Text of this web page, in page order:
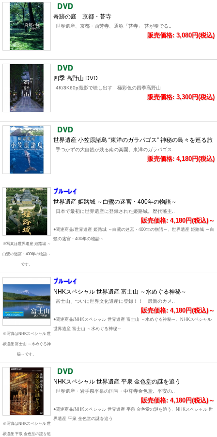
奇跡の庭 京都・苔寺
世界遺産、京都・西芳寺、通称「苔寺」 苔が奏でる..
販売価格: 3,080円(税込)
四季 高野山 DVD
4K/8K60p撮影で映し出す 極彩色の四季高野山
販売価格: 3,300円(税込)
世界遺産 小笠原諸島 “東洋のガラパゴス” 神秘の島々を巡る旅
手つかずの大自然が残る南の楽園。東洋のガラパゴス..
販売価格: 4,180円(税込)
※写真は世界遺産 姫路城 ～
白鷺の迷宮・400年の物語～
です。
世界遺産 姫路城 ～白鷺の迷宮・400年の物語～
日本で最初に世界遺産に登録された姫路城。歴代藩主..
販売価格: 4,180円(税込)～
●関連商品/世界遺産 姫路城 ～白鷺の迷宮・400年の物語～、世界遺産 姫路城 ～白
鷺の迷宮・400年の物語～
※写真はNHKスペシャル 世
界遺産 富士山 ～水めぐる神
秘～です。
NHKスペシャル 世界遺産 富士山 ～水めぐる神秘～
富士山、ついに世界文化遺産に登録！！ 最新のカメ..
販売価格: 4,180円(税込)～
●関連商品/NHKスペシャル 世界遺産 富士山 ～水めぐる神秘～、NHKスペシャル
世界遺産 富士山 ～水めぐる神秘～
※写真はNHKスペシャル 世
界遺産 平泉 金色堂の謎を追
NHKスペシャル 世界遺産 平泉 金色堂の謎を追う
世界遺産・岩手県平泉の国宝・中尊寺金色堂。平安の..
販売価格: 4,180円(税込)～
●関連商品/NHKスペシャル 世界遺産 平泉 金色堂の謎を追う、NHKスペシャル 世
界遺産 平泉 金色堂の謎を追う